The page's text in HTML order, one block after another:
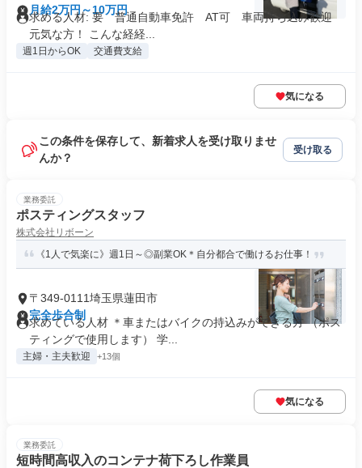
月給2万円～10万円
求める人材: 要 普通自動車免許 AT可 車両持ち込み歓迎
元気な方！ こんな経経...
週1日からOK 交通費支給
気になる
この条件を保存して、新着求人を受け取りませ
んか？
受け取る
業務委託
ポスティングスタッフ
株式会社リボーン
《1人で気楽に》週1日～◎副業OK＊自分都合で働けるお仕事！
〒349-0111埼玉県蓮田市
完全歩合制
求めている人材 ＊車またはバイクの持込みができる方 （ポス
ティングで使用します） 学...
主婦・主夫歓迎 +13個
気になる
業務委託
短時間高収入のコンテナ荷下ろし作業員